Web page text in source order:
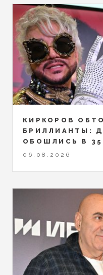
КИРКОРОВ
БРИЛЛИАНТЫ:
ОБОШЛИСЬ В
06.08.2026